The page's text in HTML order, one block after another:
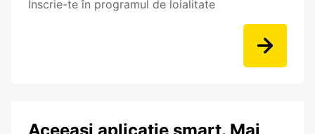
Înscrie-te în programul de loialitate